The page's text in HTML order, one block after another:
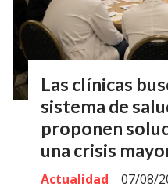
Las clínicas
sistema de
proponen
una crisis
Actualidad
07/08/